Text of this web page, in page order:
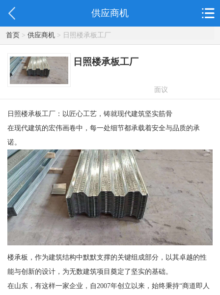
供应商机
首页> 供应商机> 日照楼承板工厂
日照楼承板工厂
面议
日照楼承板工厂：以匠心工艺，铸就现代建筑坚实筋骨
在现代建筑的宏伟画卷中，每一处细节都承载着安全与品质的承
诺。
楼承板，作为建筑结构中默默支撑的关键组成部分，以其卓越的性
能与创新的设计，为无数建筑项目奠定了坚实的基础。
在山东，有这样一家企业，自2007年创立以来，始终秉持“商道即人